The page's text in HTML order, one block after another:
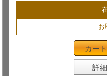
お
カー
詳